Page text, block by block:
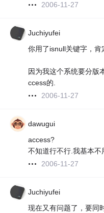
2006-11-27
Juchiyufei
你用了isnull关键字，肯
因为我这个系统要分版
ccess的.
2006-11-27
dawugui
access?
不知道行不行.我基本
2006-11-27
Juchiyufei
现在又有问题了，要同